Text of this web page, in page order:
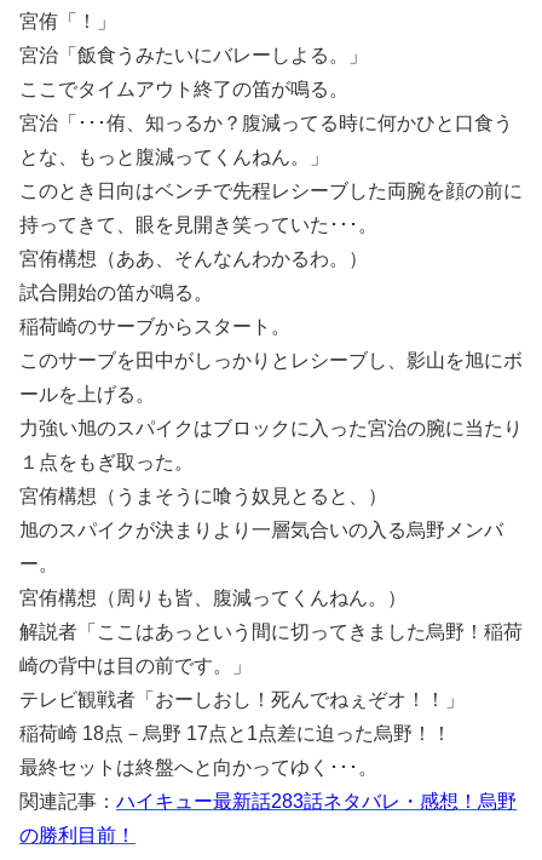
宮侑「！」
宮治「飯食うみたいにバレーしよる。」
ここでタイムアウト終了の笛が鳴る。
宮治「･･･侑、知っるか？腹減ってる時に何かひと口食う
とな、もっと腹減ってくんねん。」
このとき日向はベンチで先程レシーブした両腕を顔の前に
持ってきて、眼を見開き笑っていた･･･。
宮侑構想（ああ、そんなんわかるわ。）
試合開始の笛が鳴る。
稲荷崎のサーブからスタート。
このサーブを田中がしっかりとレシーブし、影山を旭にボ
ールを上げる。
力強い旭のスパイクはブロックに入った宮治の腕に当たり
１点をもぎ取った。
宮侑構想（うまそうに喰う奴見とると、）
旭のスパイクが決まりより一層気合いの入る烏野メンバ
ー。
宮侑構想（周りも皆、腹減ってくんねん。）
解説者「ここはあっという間に切ってきました烏野！稲荷
崎の背中は目の前です。」
テレビ観戦者「おーしおし！死んでねぇぞオ！！」
稲荷崎 18点－烏野 17点と1点差に迫った烏野！！
最終セットは終盤へと向かってゆく･･･。
関連記事： ハイキュー最新話283話ネタバレ・感想！烏野
の勝利目前！